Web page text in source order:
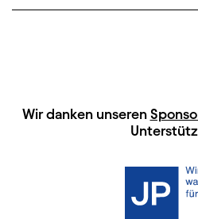
HAUPTSPONSOREN
Wir danken unseren